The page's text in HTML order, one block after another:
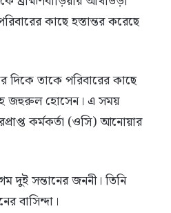
কাছে হস্তান্তর করেছে
তাকে পরিবারের কাছে
জহুরুল হোসেন। এ সময়
কর্মকর্তা (ওসি) আনোয়ার
দুই সন্তানের জননী। তিনি
বাসিন্দা।